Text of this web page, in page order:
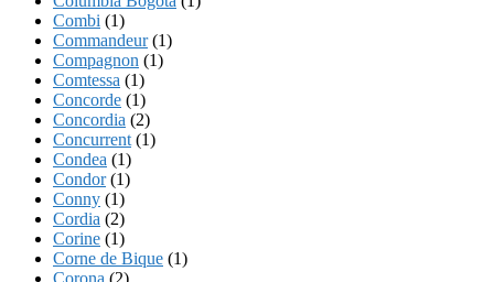
Combi (1)
Commandeur(1)
Compagnon (1)
Comtessa (1)
Concorde (1)
Concordia (2)
Concurrent (1)
Condea (1)
Condor(1)
Conny (1)
Cordia (2)
Corine (1)
Corne de Bique (1)
Corona (2)